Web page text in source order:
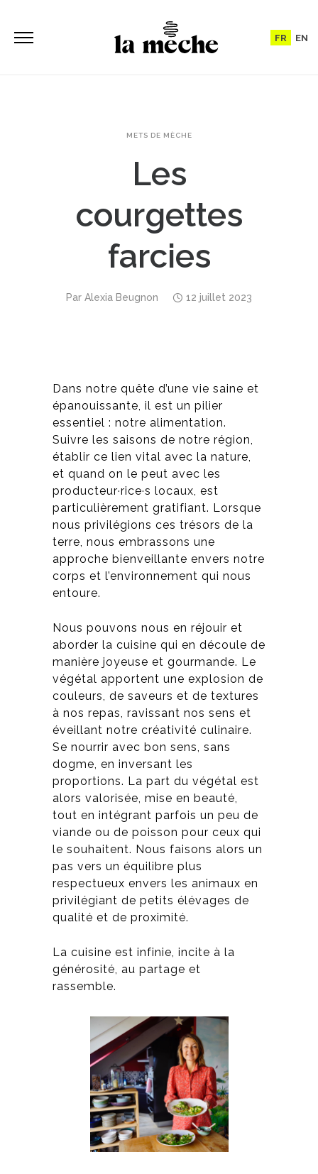
FR EN
METS DE MÈCHE
Les
courgettes
farcies
Par Alexia Beugnon 12 juillet 2023
Dans notre quête d’une vie saine et
épanouissante, il est un pilier
essentiel : notre alimentation.
Suivre les saisons de notre région,
établir ce lien vital avec la nature,
et quand on le peut avec les
producteur·rice·s locaux, est
particulièrement gratifiant. Lorsque
nous privilégions ces trésors de la
terre, nous embrassons une
approche bienveillante envers notre
corps et l’environnement qui nous
entoure.
Nous pouvons nous en réjouir et
aborder la cuisine qui en découle de
manière joyeuse et gourmande. Le
végétal apportent une explosion de
couleurs, de saveurs et de textures
à nos repas, ravissant nos sens et
éveillant notre créativité culinaire.
Se nourrir avec bon sens, sans
dogme, en inversant les
proportions. La part du végétal est
alors valorisée, mise en beauté,
tout en intégrant parfois un peu de
viande ou de poisson pour ceux qui
le souhaitent. Nous faisons alors un
pas vers un équilibre plus
respectueux envers les animaux en
privilégiant de petits élévages de
qualité et de proximité.
La cuisine est infinie, incite à la
générosité, au partage et
rassemble.